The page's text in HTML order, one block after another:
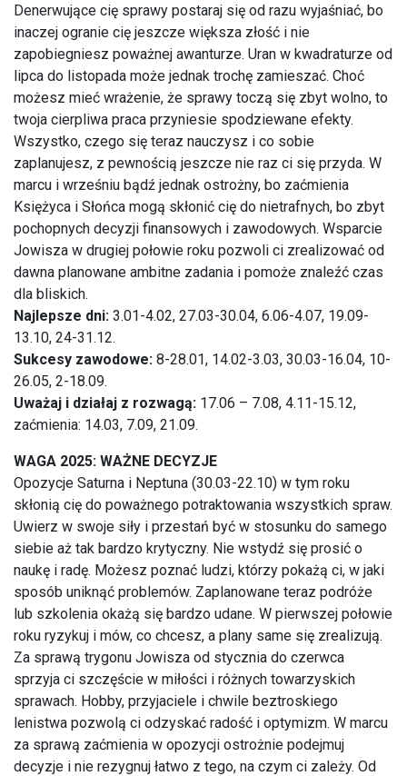
Denerwujące cię sprawy postaraj się od razu wyjaśniać, bo
inaczej ogranie cię jeszcze większa złość i nie
zapobiegniesz poważnej awanturze. Uran w kwadraturze od
lipca do listopada może jednak trochę zamieszać. Choć
możesz mieć wrażenie, że sprawy toczą się zbyt wolno, to
twoja cierpliwa praca przyniesie spodziewane efekty.
Wszystko, czego się teraz nauczysz i co sobie
zaplanujesz, z pewnością jeszcze nie raz ci się przyda. W
marcu i wrześniu bądź jednak ostrożny, bo zaćmienia
Księżyca i Słońca mogą skłonić cię do nietrafnych, bo zbyt
pochopnych decyzji finansowych i zawodowych. Wsparcie
Jowisza w drugiej połowie roku pozwoli ci zrealizować od
dawna planowane ambitne zadania i pomoże znaleźć czas
dla bliskich.
Najlepsze dni: 3.01-4.02, 27.03-30.04, 6.06-4.07, 19.09-
13.10, 24-31.12.
Sukcesy zawodowe: 8-28.01, 14.02-3.03, 30.03-16.04, 10-
26.05, 2-18.09.
Uważaj i działaj z rozwagą: 17.06 – 7.08, 4.11-15.12,
zaćmienia: 14.03, 7.09, 21.09.
WAGA 2025: WAŻNE DECYZJE
Opozycje Saturna i Neptuna (30.03-22.10) w tym roku
skłonią cię do poważnego potraktowania wszystkich spraw.
Uwierz w swoje siły i przestań być w stosunku do samego
siebie aż tak bardzo krytyczny. Nie wstydź się prosić o
naukę i radę. Możesz poznać ludzi, którzy pokażą ci, w jaki
sposób uniknąć problemów. Zaplanowane teraz podróże
lub szkolenia okażą się bardzo udane. W pierwszej połowie
roku ryzykuj i mów, co chcesz, a plany same się zrealizują.
Za sprawą trygonu Jowisza od stycznia do czerwca
sprzyja ci szczęście w miłości i różnych towarzyskich
sprawach. Hobby, przyjaciele i chwile beztroskiego
lenistwa pozwolą ci odzyskać radość i optymizm. W marcu
za sprawą zaćmienia w opozycji ostrożnie podejmuj
decyzje i nie rezygnuj łatwo z tego, na czym ci zależy. Od